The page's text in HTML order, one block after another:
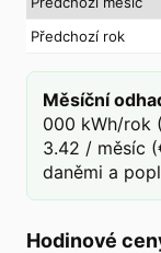
Předchozí rok
Měsíční
000 kWh/rok
3.42 / měsíc
daněmi a
Hodinové